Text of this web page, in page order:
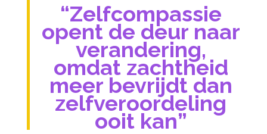
“Zelfcompassie
opent de deur naar
verandering,
omdat zachtheid
meer bevrijdt dan
zelfveroordeling
ooit kan”